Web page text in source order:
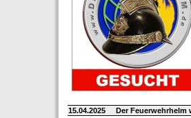
15.04.2025 Der